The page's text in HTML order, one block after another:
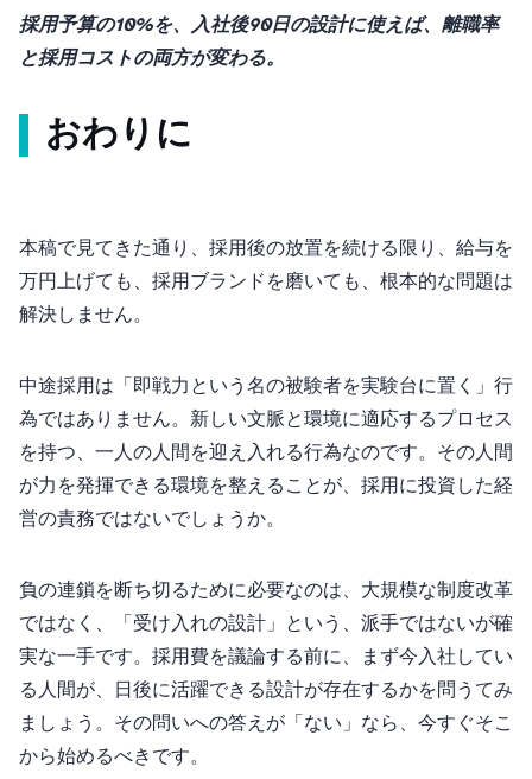
採用予算の10%を、入社後90日の設計に使えば、離職率
と採用コストの両方が変わる。
おわりに
本稿で見てきた通り、採用後の放置を続ける限り、給与を5
万円上げても、採用ブランドを磨いても、根本的な問題は
解決しません。
中途採用は「即戦力という名の被験者を実験台に置く」行
為ではありません。新しい文脈と環境に適応するプロセス
を持つ、一人の人間を迎え入れる行為なのです。その人間
が力を発揮できる環境を整えることが、採用に投資した経
営の責務ではないでしょうか。
負の連鎖を断ち切るために必要なのは、大規模な制度改革
ではなく、「受け入れの設計」という、派手ではないが確
実な一手です。採用費を議論する前に、まず今入社してい
る人間が、90日後に活躍できる設計が存在するかを問うてみ
ましょう。その問いへの答えが「ない」なら、今すぐそこ
から始めるべきです。